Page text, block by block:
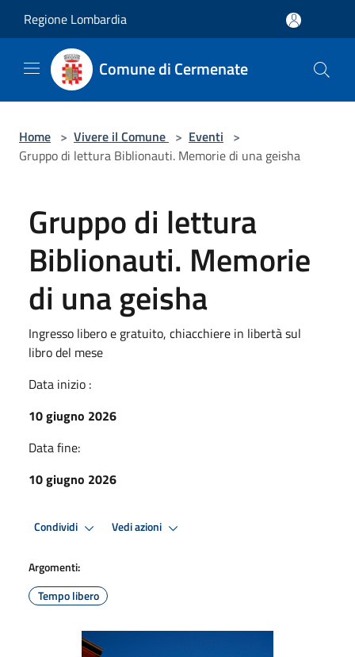
Regione Lombardia
Comune di Cermenate
Home > Vivere il Comune > Eventi >
Gruppo di lettura Biblionauti. Memorie di una geisha
Gruppo di lettura
Biblionauti. Memorie
di una geisha
Ingresso libero e gratuito, chiacchiere in libertà sul
libro del mese
Data inizio :
10 giugno 2026
Data fine:
10 giugno 2026
Condividi Vedi azioni
Argomenti:
Tempo libero